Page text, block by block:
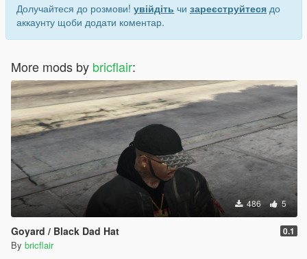
Долучайтеся до розмови! увійдіть чи зареєструйтеся до
аккаунту щоби додати коментар.
More mods by bricflair:
486 5
Goyard / Black Dad Hat 0.1
By bricflair